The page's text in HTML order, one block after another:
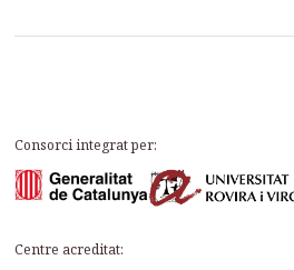
Consorci integrat per:
Centre acreditat: